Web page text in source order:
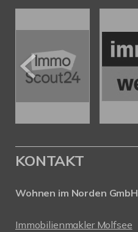
KONTAKT
Wohnen im Norden GmbH
Immobilienmakler Molfsee